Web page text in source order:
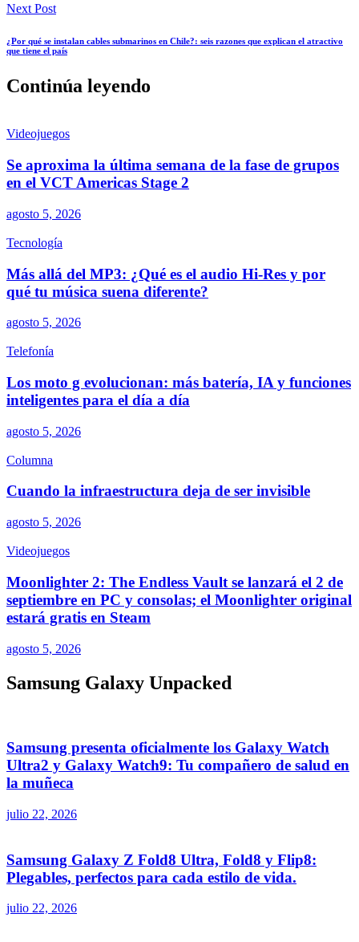
Next Post
¿Por qué se instalan cables submarinos en Chile?: seis razones que explican el atractivo
que tiene el país
Continúa leyendo
Videojuegos
Se aproxima la última semana de la fase de grupos
en el VCT Americas Stage 2
agosto 5, 2026
Tecnología
Más allá del MP3: ¿Qué es el audio Hi-Res y por
qué tu música suena diferente?
agosto 5, 2026
Telefonía
Los moto g evolucionan: más batería, IA y funciones
inteligentes para el día a día
agosto 5, 2026
Columna
Cuando la infraestructura deja de ser invisible
agosto 5, 2026
Videojuegos
Moonlighter 2: The Endless Vault se lanzará el 2 de
septiembre en PC y consolas; el Moonlighter original
estará gratis en Steam
agosto 5, 2026
Samsung Galaxy Unpacked
Samsung presenta oficialmente los Galaxy Watch
Ultra2 y Galaxy Watch9: Tu compañero de salud en
la muñeca
julio 22, 2026
Samsung Galaxy Z Fold8 Ultra, Fold8 y Flip8:
Plegables, perfectos para cada estilo de vida.
julio 22, 2026